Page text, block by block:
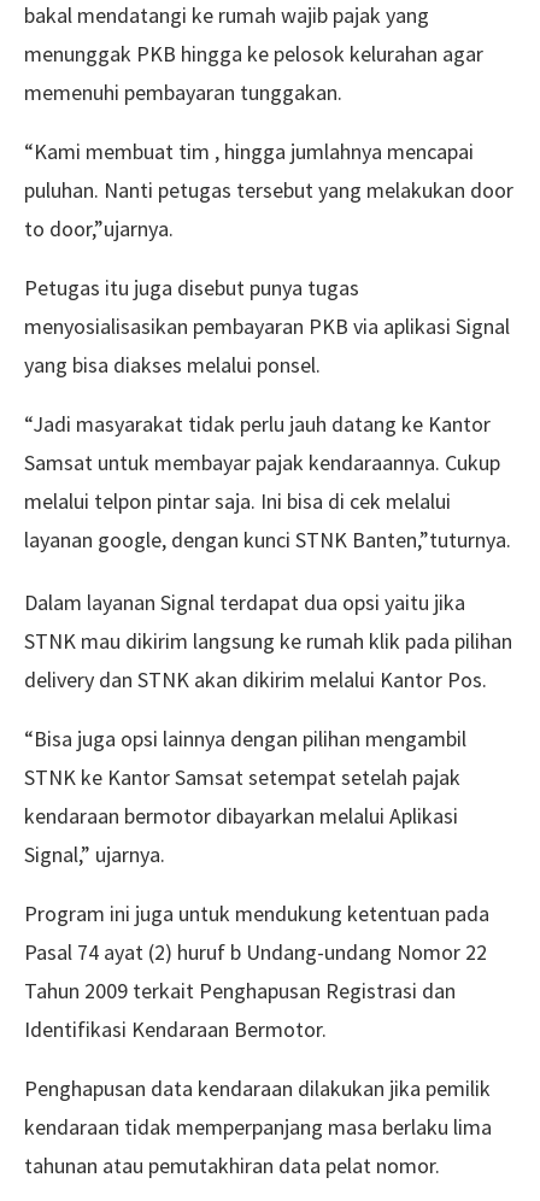
bakal mendatangi ke rumah wajib pajak yang
menunggak PKB hingga ke pelosok kelurahan agar
memenuhi pembayaran tunggakan.
“Kami membuat tim , hingga jumlahnya mencapai
puluhan. Nanti petugas tersebut yang melakukan door
to door,”ujarnya.
Petugas itu juga disebut punya tugas
menyosialisasikan pembayaran PKB via aplikasi Signal
yang bisa diakses melalui ponsel.
“Jadi masyarakat tidak perlu jauh datang ke Kantor
Samsat untuk membayar pajak kendaraannya. Cukup
melalui telpon pintar saja. Ini bisa di cek melalui
layanan google, dengan kunci STNK Banten,”tuturnya.
Dalam layanan Signal terdapat dua opsi yaitu jika
STNK mau dikirim langsung ke rumah klik pada pilihan
delivery dan STNK akan dikirim melalui Kantor Pos.
“Bisa juga opsi lainnya dengan pilihan mengambil
STNK ke Kantor Samsat setempat setelah pajak
kendaraan bermotor dibayarkan melalui Aplikasi
Signal,” ujarnya.
Program ini juga untuk mendukung ketentuan pada
Pasal 74 ayat (2) huruf b Undang-undang Nomor 22
Tahun 2009 terkait Penghapusan Registrasi dan
Identifikasi Kendaraan Bermotor.
Penghapusan data kendaraan dilakukan jika pemilik
kendaraan tidak memperpanjang masa berlaku lima
tahunan atau pemutakhiran data pelat nomor.